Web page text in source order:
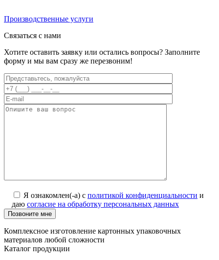
Производственные услуги
Связаться с нами
Хотите оставить заявку или остались вопросы? Заполните
форму и мы вам сразу же перезвоним!
Я ознакомлен(-а) с политикой конфиденциальности и
даю согласие на обработку персональных данных
Позвоните мне
Комплексное изготовление картонных упаковочных
материалов любой сложности
Каталог продукции